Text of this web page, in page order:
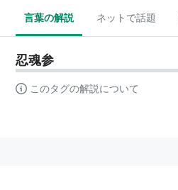
言葉の解説 ネットで話題
忍魂参
このタグの解説について